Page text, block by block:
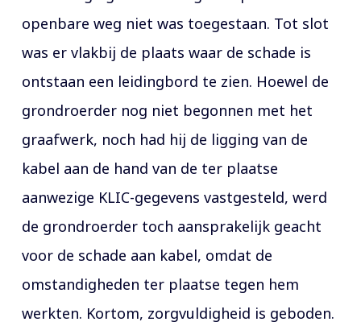
openbare weg niet was toegestaan. Tot slot
was er vlakbij de plaats waar de schade is
ontstaan een leidingbord te zien. Hoewel de
grondroerder nog niet begonnen met het
graafwerk, noch had hij de ligging van de
kabel aan de hand van de ter plaatse
aanwezige KLIC-gegevens vastgesteld, werd
de grondroerder toch aansprakelijk geacht
voor de schade aan kabel, omdat de
omstandigheden ter plaatse tegen hem
werkten. Kortom, zorgvuldigheid is geboden.